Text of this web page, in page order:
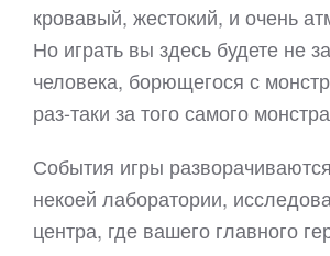
кровавый, жестокий, и очень
Но играть вы здесь будете не
человека, борющегося с
раз-таки за того самого
События игры
некоей лаборатории,
центра, где вашего главного